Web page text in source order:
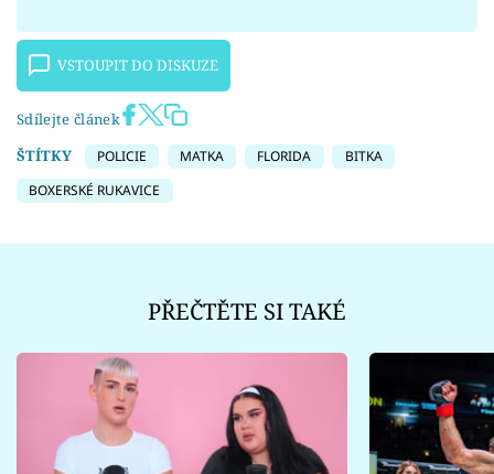
VSTOUPIT DO DISKUZE
Sdílejte článek
ŠTÍTKY
POLICIE MATKA FLORIDA
BITKA
BOXERSKÉ RUKAVICE
PŘEČTĚTE SI TAKÉ